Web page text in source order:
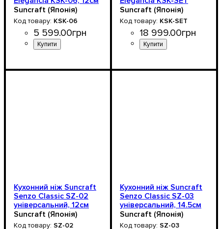
Suncraft (Японія)
KSK-06
5 599.00грн
Suncraft (Японія)
KSK-SET
18 999.00грн
Кухонний ніж Suncraft
Senzo Classic SZ-02
універсальний, 12см
Suncraft (Японія)
SZ-02
Кухонний ніж Suncraft
Senzo Classic SZ-03
універсальний, 14.5см
Suncraft (Японія)
SZ-03